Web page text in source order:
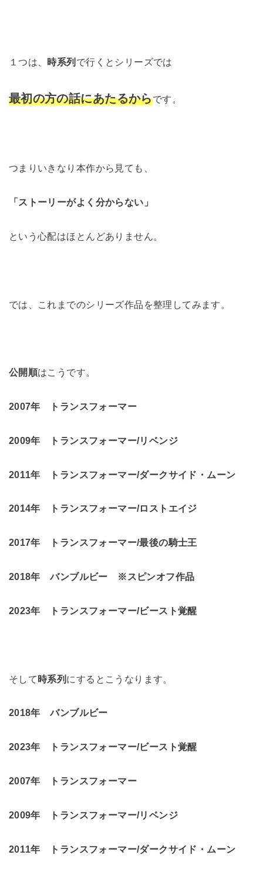
１つは、 時系列 で行くとシリーズでは
最初の方の話にあたるからです。
つまりいきなり本作から見ても、
「ストーリーがよく分からない」
という心配はほとんどありません。
では、これまでのシリーズ作品を整理してみます。
公開順はこうです。
2007年 トランスフォーマー
2009年 トランスフォーマー/リベンジ
2011年 トランスフォーマー/ダークサイド・ムーン
2014年 トランスフォーマー/ロストエイジ
2017年 トランスフォーマー/最後の騎士王
2018年 バンブルビー ※スピンオフ作品
2023年 トランスフォーマー/ビースト覚醒
そして時系列 にするとこうなります。
2018年 バンブルビー
2023年 トランスフォーマー/ビースト覚醒
2007年 トランスフォーマー
2009年 トランスフォーマー/リベンジ
2011年 トランスフォーマー/ダークサイド・ムーン